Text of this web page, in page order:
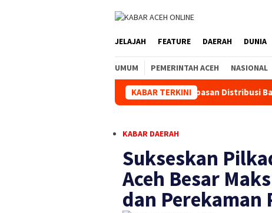
JELAJAH FEATURE DAERAH DUNIA
UMUM PEMERINTAH ACEH NASIONAL
KABAR TERKINI
Kapolda Aceh Hadiri Pelepasan Distribusi Bantuan
KABAR DAERAH
Sukseskan
Aceh Besar
dan Perekaman